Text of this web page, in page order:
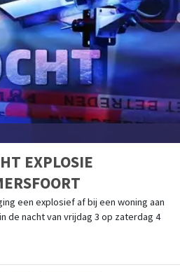
EXPLOSIE
een explosief af bij een woning aan
de nacht van vrijdag 3 op zaterdag 4